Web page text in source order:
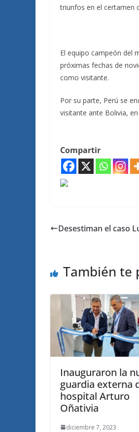
triunfos en el certamen
El equipo campeón del
próximas fechas de
como visitante.
Por su parte, Perú se
visitante ante Bolivia,
Compartir
Desestiman el caso
También te
Inauguraron la
guardia externa
hospital Arturo
Oñativia
diciembre 7, 2023